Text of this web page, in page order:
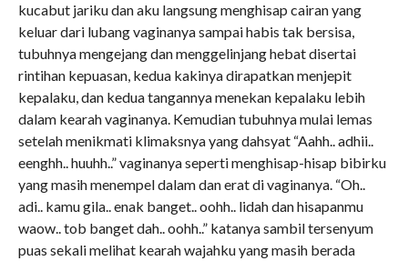
kucabut jariku dan aku langsung menghisap cairan yang
keluar dari lubang vaginanya sampai habis tak bersisa,
tubuhnya mengejang dan menggelinjang hebat disertai
rintihan kepuasan, kedua kakinya dirapatkan menjepit
kepalaku, dan kedua tangannya menekan kepalaku lebih
dalam kearah vaginanya. Kemudian tubuhnya mulai lemas
setelah menikmati klimaksnya yang dahsyat “Aahh.. adhii..
eenghh.. huuhh..” vaginanya seperti menghisap-hisap bibirku
yang masih menempel dalam dan erat di vaginanya. “Oh..
adi.. kamu gila.. enak banget.. oohh.. lidah dan hisapanmu
waow.. tob banget dah.. oohh..” katanya sambil tersenyum
puas sekali melihat kearah wajahku yang masih berada